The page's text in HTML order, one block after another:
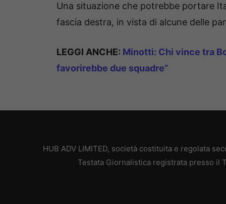
Una situazione che potrebbe portare
fascia destra, in vista di alcune delle
LEGGI ANCHE: Minotti: Chi vince tra
favorirebbe due squadre”
HUB ADV LIMITED, società costituita e regolata
Testata Giornalistica registrata presso il